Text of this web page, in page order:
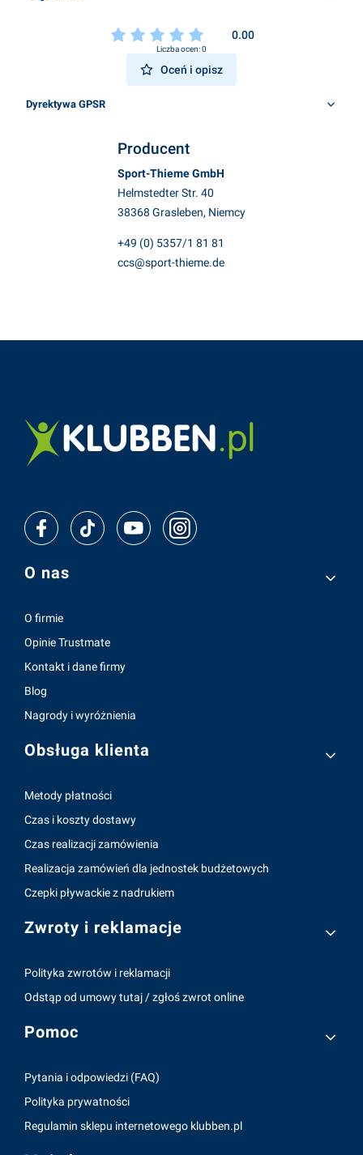
0.00
Liczba ocen: 0
Oceń i opisz
Dyrektywa GPSR
Producent
Sport-Thieme GmbH
Helmstedter Str. 40
38368 Grasleben, Niemcy
+49 (0) 5357/1 81 81
ccs@sport-thieme.de
Linki w stopce
O nas
O firmie
Opinie Trustmate
Kontakt i dane firmy
Blog
Nagrody i wyróżnienia
Obsługa klienta
Metody płatności
Czas i koszty dostawy
Czas realizacji zamówienia
Realizacja zamówień dla jednostek budżetowych
Czepki pływackie z nadrukiem
Zwroty i reklamacje
Polityka zwrotów i reklamacji
Odstąp od umowy tutaj / zgłoś zwrot online
Pomoc
Pytania i odpowiedzi (FAQ)
Polityka prywatności
Regulamin sklepu internetowego klubben.pl